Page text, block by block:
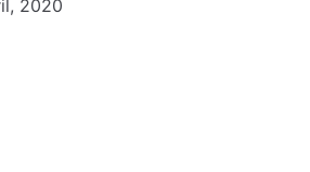
2020